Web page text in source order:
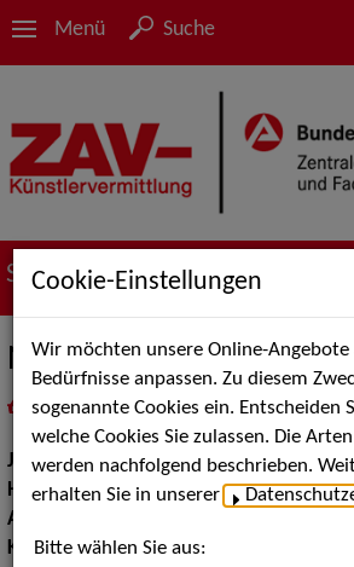
Menü Suche
Suche nach Künstler*innen
Natalie Schreier
inMeine Merklistelegen
Jahrgang:2002
Haarfarbe:rot
Augenfarbe:
Körpergröße:167 cm
Cookie-Einstellungen
Wir möchten unsere Online-Angebote
Bedürfnisse anpassen. Zu diesem
sogenannte Cookies ein. Entscheiden
welche Cookies Sie zulassen. Die
werden nachfolgend beschrieben.
erhalten Sie in unserer
Bitte wählen Sie aus: